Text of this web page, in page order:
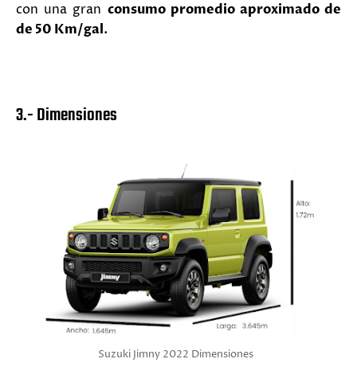
con una gran consumo promedio aproximado de
de 50 Km/gal.
3.- Dimensiones
Suzuki Jimny 2022 Dimensiones